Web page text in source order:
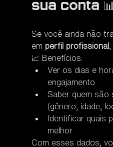
sua conta
Se você ainda não
em perfil profissional,
📈 Benefícios:
Ver os dias e
engajamento
Saber quem são
(gênero, idade,
Identificar quais
melhor
Com esses dados,